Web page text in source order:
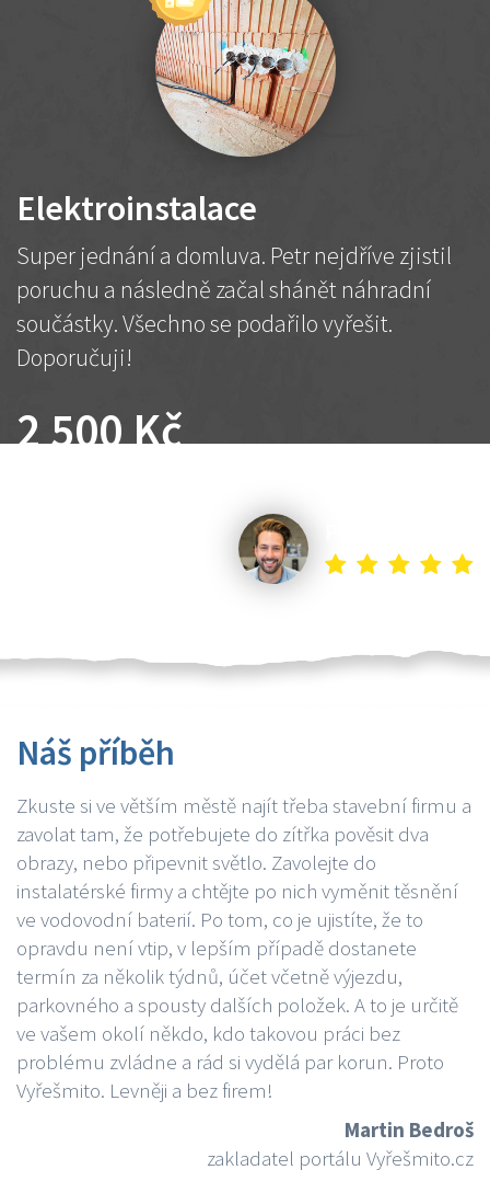
Elektroinstalace
Super jednání a domluva. Petr nejdříve zjistil
poruchu a následně začal shánět náhradní
součástky. Všechno se podařilo vyřešit.
Doporučuji!
2 500 Kč
Náš příběh
Zkuste si ve větším městě najít třeba stavební firmu a
zavolat tam, že potřebujete do zítřka pověsit dva
obrazy, nebo připevnit světlo. Zavolejte do
instalatérské firmy a chtějte po nich vyměnit těsnění
ve vodovodní baterií. Po tom, co je ujistíte, že to
opravdu není vtip, v lepším případě dostanete
termín za několik týdnů, účet včetně výjezdu,
parkovného a spousty dalších položek. A to je určitě
ve vašem okolí někdo, kdo takovou práci bez
problému zvládne a rád si vydělá par korun. Proto
Vyřešmito. Levněji a bez firem!
Martin Bedroš
zakladatel portálu Vyřešmito.cz